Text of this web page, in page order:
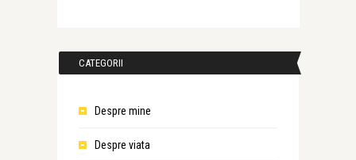
CATEGORII
Despre mine
Despre viata